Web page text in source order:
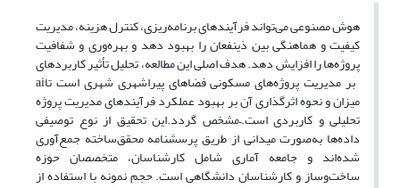
هوش مصنوعی می‌تواند فرآیندهای برنامه‌ریزی، کنترل هزینه، مدیریت
کیفیت و هماهنگی بین ذینفعان را بهبود دهد و بهره‌وری و شفافیت
پروژه‌ها را افزایش دهد.هدف اصلی این مطالعه، تحلیل تأثیر کاربردهای
aiبر مدیریت پروژه‌های مسکونی فضاهای پیراشهری شهری است تا
میزان و نحوه اثرگذاری آن بر بهبود عملکرد فرآیندهای مدیریت پروژه
مشخص گردد.این تحقیق از نوع توصیفی–تحلیلی و کاربردی است.
داده‌ها به‌صورت میدانی از طریق پرسشنامه محقق‌ساخته جمع‌آوری
شده‌اند و جامعه آماری شامل کارشناسان، متخصصان حوزه
ساخت‌وساز و کارشناسان دانشگاهی است. حجم نمونه با استفاده از